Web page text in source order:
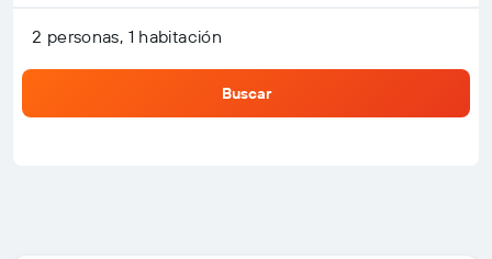
2 personas, 1 habitación
Buscar